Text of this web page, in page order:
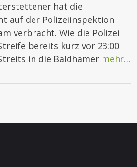
hat die
auf der Polizeiinspektion
verbracht. Wie die Polizei
bereits kurz vor 23:00
in die Baldhamer mehr…